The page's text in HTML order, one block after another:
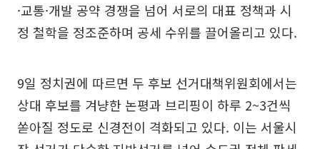
·교통·개발 공약 경쟁을 넘어 서로의 대표 정책과 시
정 철학을 정조준하며 공세 수위를 끌어올리고 있다.
9일 정치권에 따르면 두 후보 선거대책위원회에서는
상대 후보를 겨냥한 논평과 브리핑이 하루 2~3건씩
쏟아질 정도로 신경전이 격화되고 있다. 이는 서울시